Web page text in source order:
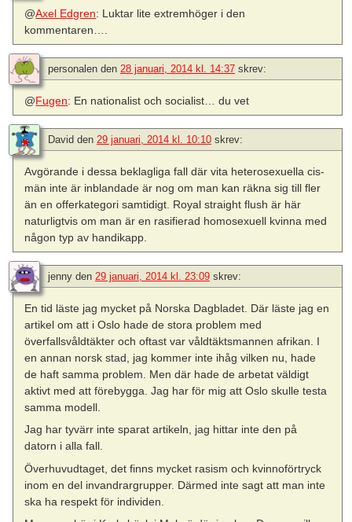
@Axel Edgren: Luktar lite extremhöger i den
kommentaren….
personalen den 28 januari, 2014 kl. 14:37 skrev:
@Fugen: En nationalist och socialist… du vet
David den 29 januari, 2014 kl. 10:10 skrev:
Avgörande i dessa beklagliga fall där vita heterosexuella cis-
män inte är inblandade är nog om man kan räkna sig till fler
än en offerkategori samtidigt. Royal straight flush är här
naturligtvis om man är en rasifierad homosexuell kvinna med
någon typ av handikapp.
jenny den 29 januari, 2014 kl. 23:09 skrev:
En tid läste jag mycket på Norska Dagbladet. Där läste jag en
artikel om att i Oslo hade de stora problem med
överfallsvåldtäkter och oftast var våldtäktsmannen afrikan. I
en annan norsk stad, jag kommer inte ihåg vilken nu, hade
de haft samma problem. Men där hade de arbetat väldigt
aktivt med att förebygga. Jag har för mig att Oslo skulle testa
samma modell.
Jag har tyvärr inte sparat artikeln, jag hittar inte den på
datorn i alla fall.
Överhuvudtaget, det finns mycket rasism och kvinnoförtryck
inom en del invandrargrupper. Därmed inte sagt att man inte
ska ha respekt för individen.